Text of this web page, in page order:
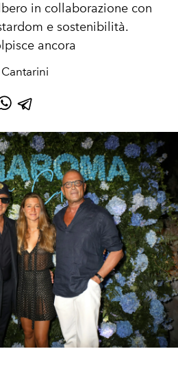
in collaborazione con
e sostenibilità.
ancora